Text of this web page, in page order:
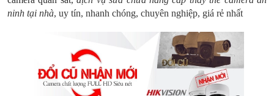
ninh tại nhà, uy tín, nhanh chóng, chuyên nghiệp, giá rẻ nhất